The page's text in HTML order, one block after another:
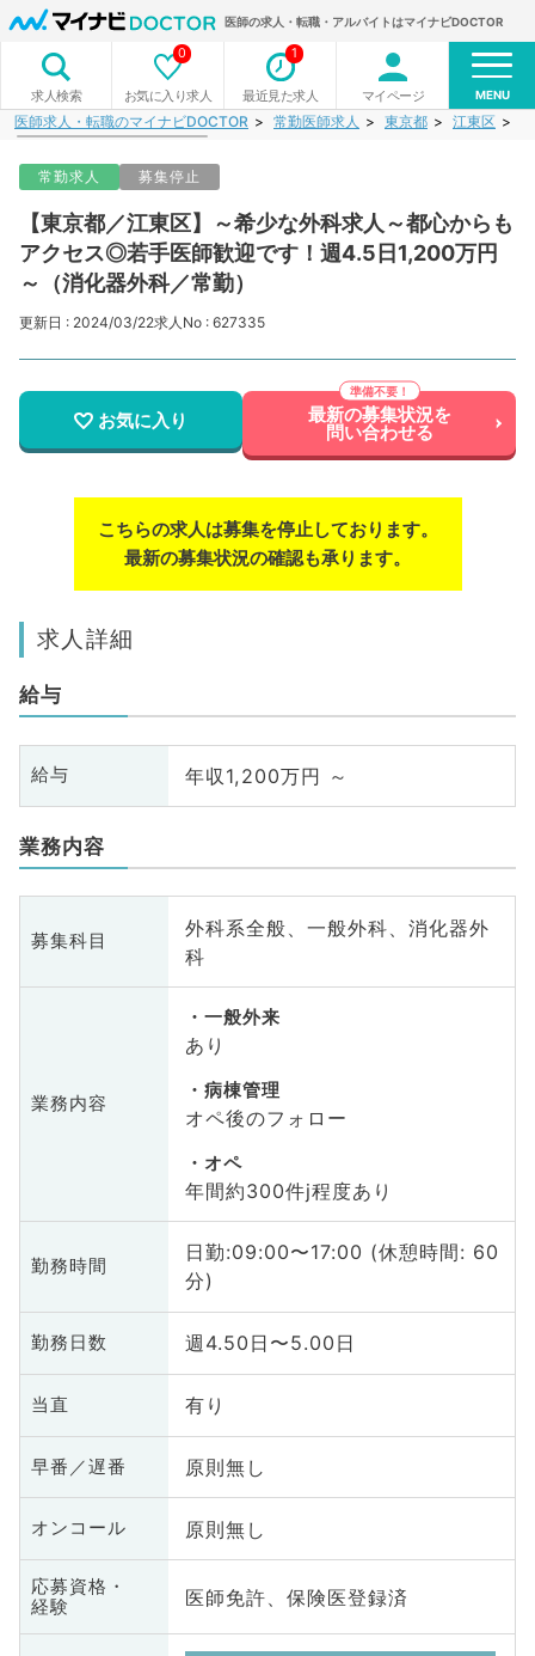
医師の求人・転職・アルバイトはマイナビDOCTOR
求人検索 お気に入り求人
0
最近見た求人
1
マイページ MENU
医師求人・転職のマイナビDOCTOR 常勤医師求人 東京都 江東区
常勤求人 募集停止
【東京都／江東区】～希少な外科求人～都心からも
アクセス◎若手医師歓迎です！週4.5日1,200万円
～（消化器外科／常勤）
更新日 : 2024/03/22求人No : 627335
お気に入り 最新の募集状況を
問い合わせる
こちらの求人は募集を停止しております。
最新の募集状況の確認も承ります。
求人詳細
給与
給与 年収1,200万円 ～
業務内容
募集科目
外科系全般、一般外科、消化器外
科
業務内容
一般外来
あり
病棟管理
オペ後のフォロー
オペ
年間約300件j程度あり
勤務時間
日勤:09:00〜17:00 (休憩時間: 60
分)
勤務日数 週4.50日〜5.00日
当直 有り
早番／遅番 原則無し
オンコール 原則無し
応募資格・
経験
医師免許、保険医登録済